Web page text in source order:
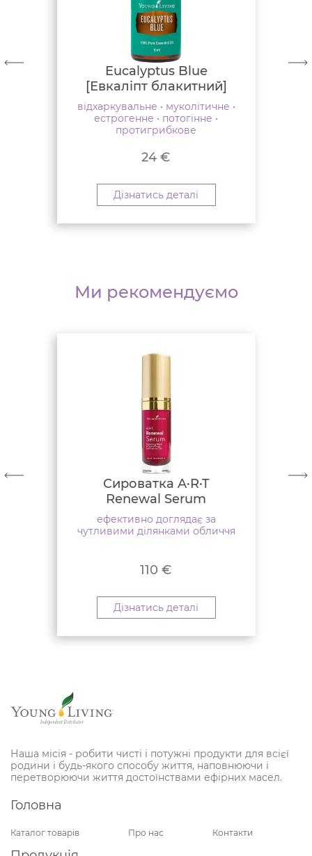
Eucalyptus Blue
[Евкаліпт блакитний]
відхаркувальне • муколітичне •
естрогенне • потогінне •
протигрибкове
24 €
Дізнатись деталі
Ми рекомендуємо
Сироватка A·R·T
Renewal Serum
ефективно доглядає за
чутливими ділянками обличчя
110 €
Дізнатись деталі
Наша місія - робити чисті і потужні продукти для всієї
родини і будь-якого способу життя, наповнюючи і
перетворюючи життя достоїнствами ефірних масел.
Головна
Каталог товарів Про нас Контакти